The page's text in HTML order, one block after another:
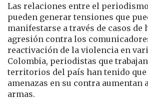
Las relaciones entre el
pueden generar tensiones que
manifestarse a través de casos de
agresión contra los
reactivación de la violencia en
Colombia, periodistas que
territorios del país han tenido que
amenazas en su contra aumentan
armas.